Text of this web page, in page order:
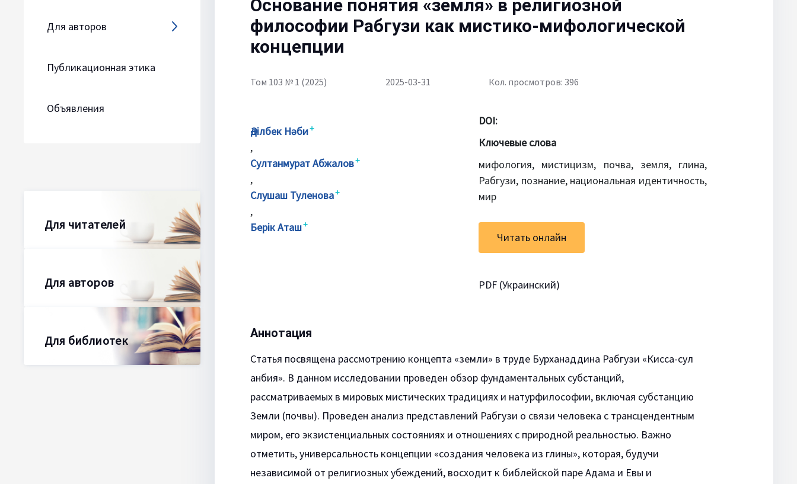
Для авторов
Публикационная этика
Объявления
Для читателей
Для авторов
Для библиотек
Основание понятия «земля» в религиозной
философии Рабгузи как мистико-мифологической
концепции
Том 103 № 1 (2025) 2025-03-31 Кол. просмотров: 396
Әділбек Нәби+
Султанмурат Абжалов+
Слушаш Туленова+
Берік Аташ+
DOI:
Ключевые слова
мифология, мистицизм, почва, земля, глина,
Рабгузи, познание, национальная идентичность,
мир
Читать онлайн
PDF (Украинский)
Аннотация
Статья посвящена рассмотрению концепта «земли» в труде Бурханаддина Рабгузи «Кисса-сул
анбия». В данном исследовании проведен обзор фундаментальных субстанций,
рассматриваемых в мировых мистических традициях и натурфилософии, включая субстанцию
Земли (почвы). Проведен анализ представлений Рабгузи о связи человека с трансцендентным
миром, его экзистенциальных состояниях и отношениях с природной реальностью. Важно
отметить, универсальность концепции «создания человека из глины», которая, будучи
независимой от религиозных убеждений, восходит к библейской паре Адама и Евы и